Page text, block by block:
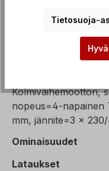
Kolmivaihemoottori,
nopeus=4-napainen
mm, jännite=3 x
Ominaisuudet
Lataukset
Tietosuoja-